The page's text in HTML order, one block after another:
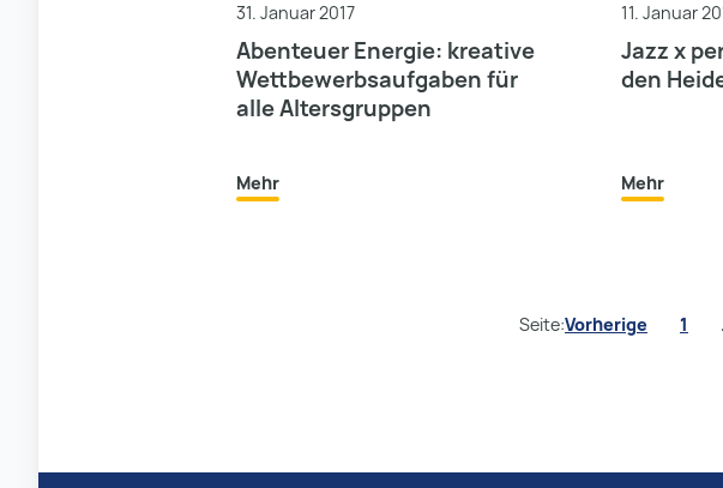
31. Januar 2017
Abenteuer Energie: kreative
Wettbewerbsaufgaben für
alle Altersgruppen
Mehr
11. Januar
Jazz x
den
Mehr
Seite:Vorherige 1